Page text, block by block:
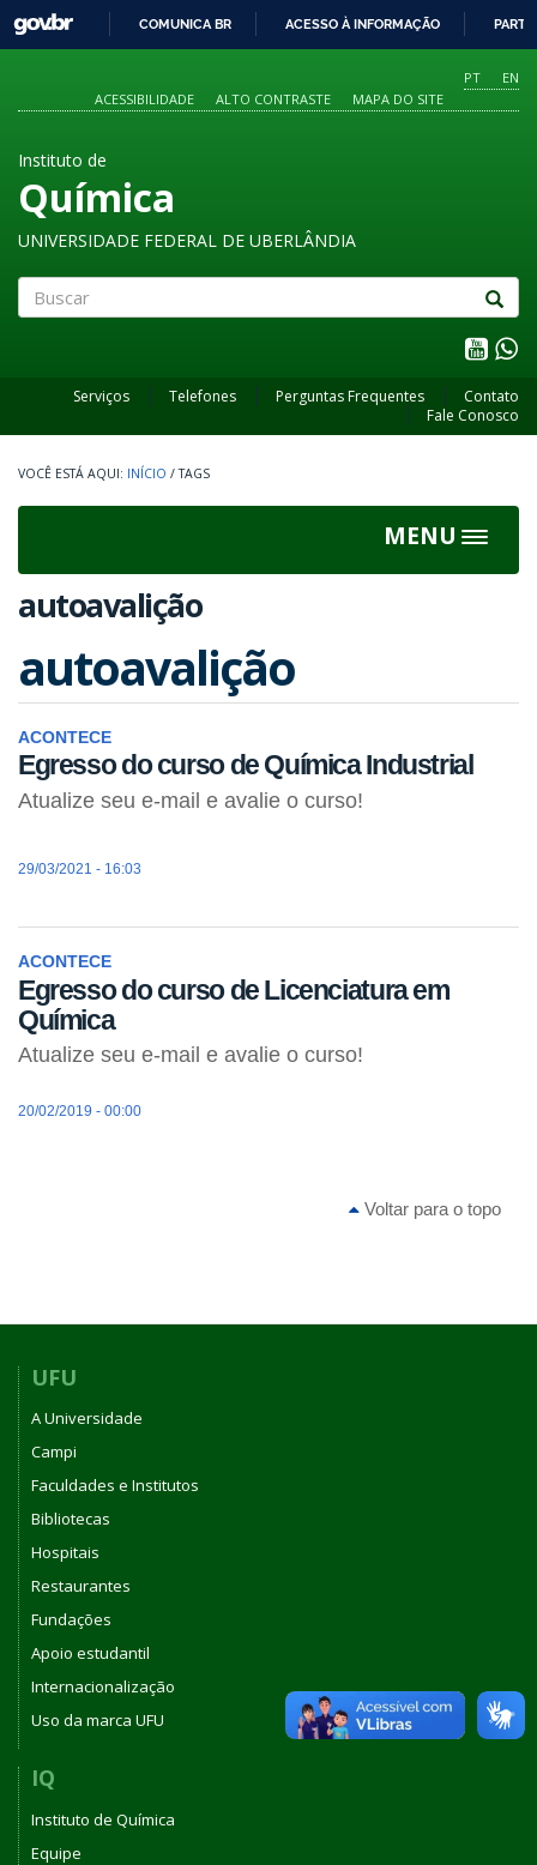
O
CONTEÚDO
GOVBR
COMUNICA BR ACESSO À INFORMAÇÃO
PT
EN
ACESSIBILIDADE
ALTO CONTRASTE MAPA DO SITE
Instituto de
Química
UNIVERSIDADE FEDERAL DE UBERLÂNDIA
Serviços Telefones Perguntas Frequentes
Contato
Fale Conosco
INÍCIO / TAGS
MENU
Toggle
autoavalição
autoavalição
ACONTECE
Egresso do curso de Química Industrial
Atualize seu e-mail e avalie o curso!
29/03/2021 - 16:03
ACONTECE
Egresso do curso de Licenciatura em
Química
Atualize seu e-mail e avalie o curso!
20/02/2019 - 00:00
Voltar para o topo
UFU
A Universidade
Campi
Faculdades e Institutos
Bibliotecas
Hospitais
Restaurantes
Fundações
Apoio estudantil
Internacionalização
Uso da marca UFU
IQ
Instituto de Química
Equipe